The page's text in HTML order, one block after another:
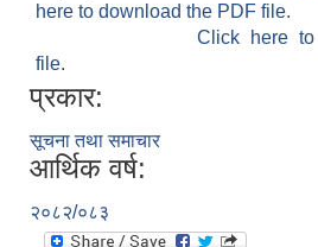
here to download the PDF file.
Click here
file.
प्रकार:
सूचना तथा समाचार
आर्थिक वर्ष:
२०८२/०८३